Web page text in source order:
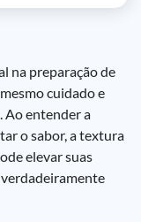
na preparação de
cuidado e
Ao entender a
o sabor, a textura
elevar suas